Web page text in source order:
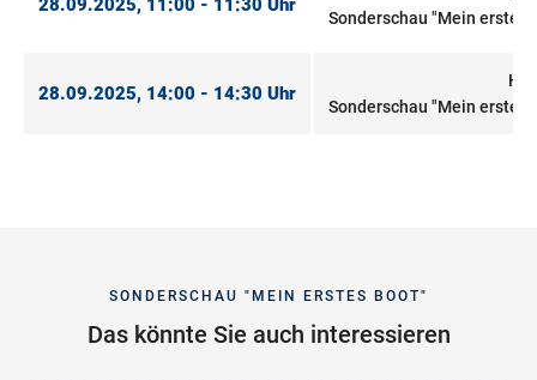
28.09.2025, 11:00 - 11:30 Uhr
Sonderschau "Mein erstes
28.09.2025, 14:00 - 14:30 Uhr
Sonderschau "Mein erstes
SONDERSCHAU "MEIN ERSTES BOOT"
Das könnte Sie auch interessieren